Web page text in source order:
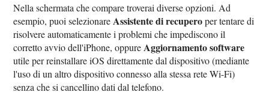
Nella schermata che compare troverai diverse opzioni. Ad
esempio, puoi selezionare Assistente di recuperoper tentare di
risolvere automaticamente i problemi che impediscono il
corretto avvio dell'iPhone, oppure Aggiornamento software
utile per reinstallare iOS direttamente dal dispositivo (mediante
l'uso di un altro dispositivo connesso alla stessa rete Wi-Fi)
senza che si cancellino dati dal telefono.